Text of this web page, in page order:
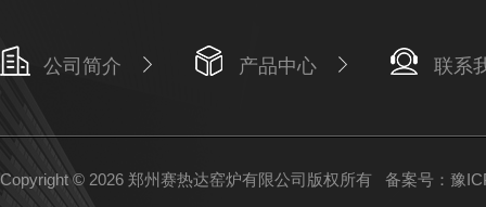
公司简介 产品中心 联系
Copyright © 2026 郑州赛热达窑炉有限公司版权所有 备案号：豫